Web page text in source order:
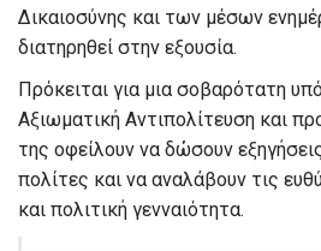
Δικαιοσύνης και των μέσων
διατηρηθεί στην εξουσία.
Πρόκειται για μια σοβαρότατη
Αξιωματική Αντιπολίτευση και
της οφείλουν να δώσουν
πολίτες και να αναλάβουν τις
και πολιτική γενναιότητα.